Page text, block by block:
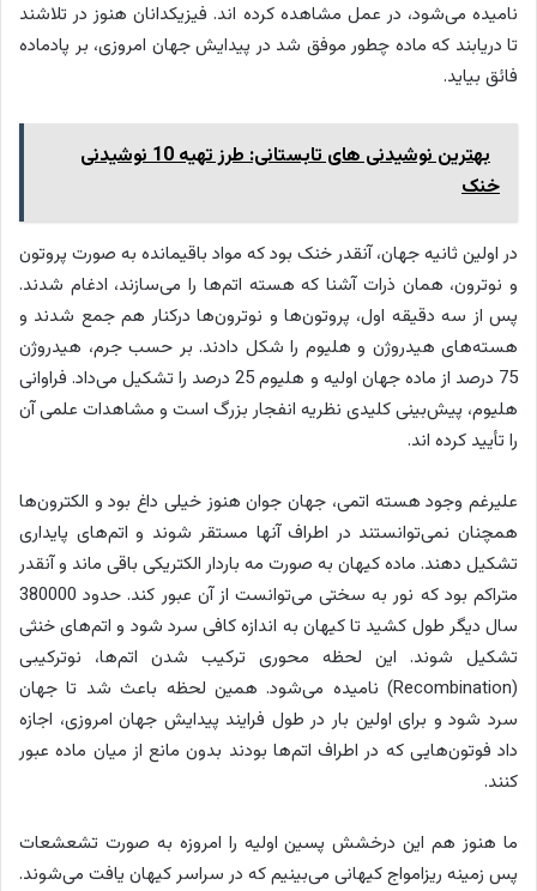
نامیده می‌شود، در عمل مشاهده کرده اند. فیزیکدانان هنوز در تلاشند
تا دریابند که ماده چطور موفق شد در پیدایش جهان امروزی، بر پادماده
فائق بیاید.
بهترین نوشیدنی های تابستانی: طرز تهیه 10 نوشیدنی
خنک
در اولین ثانیه جهان، آنقدر خنک بود که مواد باقیمانده به صورت پروتون
و نوترون، همان ذرات آشنا که هسته اتم‌ها را می‌سازند، ادغام شدند.
پس از سه دقیقه اول، پروتون‌ها و نوترون‌ها درکنار هم جمع شدند و
هسته‌های هیدروژن و هلیوم را شکل دادند. بر حسب جرم، هیدروژن
75 درصد از ماده جهان اولیه و هلیوم 25 درصد را تشکیل می‌داد. فراوانی
هلیوم، پیش‌بینی کلیدی نظریه انفجار بزرگ است و مشاهدات علمی آن
را تأیید کرده اند.
علیرغم وجود هسته اتمی، جهان جوان هنوز خیلی داغ بود و الکترون‌ها
همچنان نمی‌توانستند در اطراف آنها مستقر شوند و اتم‌های پایداری
تشکیل دهند. ماده کیهان به صورت مه باردار الکتریکی باقی ماند و آنقدر
متراکم بود که نور به سختی می‌توانست از آن عبور کند. حدود 380000
سال دیگر طول کشید تا کیهان به اندازه کافی سرد شود و اتم‌های خنثی
تشکیل شوند. این لحظه محوری ترکیب شدن اتم‌ها، نوترکیبی
(Recombination) نامیده می‌شود. همین لحظه باعث شد تا جهان
سرد شود و برای اولین بار در طول فرایند پیدایش جهان امروزی، اجازه
داد فوتون‌هایی که در اطراف اتم‌ها بودند بدون مانع از میان ماده عبور
کنند.
ما هنوز هم این درخشش پسین اولیه را امروزه به صورت تشعشعات
پس زمینه ریزامواج کیهانی می‌بینیم که در سراسر کیهان یافت می‌شوند.